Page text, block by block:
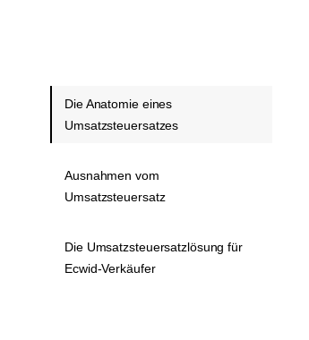
Die Anatomie eines
Umsatzsteuersatzes
Ausnahmen vom
Umsatzsteuersatz
Die Umsatzsteuersatzlösung für
Ecwid-Verkäufer